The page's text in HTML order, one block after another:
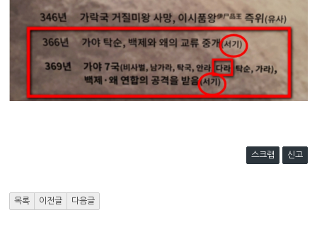
스크랩 신고
목록 이전글 다음글